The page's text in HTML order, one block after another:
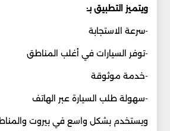
ويتميز التطبيق بـ:
-سرعة الاستجابة
-توفر السيارات في أغلب المناطق
-خدمة موثوقة
-سهولة طلب السيارة عبر الهاتف
ويستخدم بشكل واسع في بيروت